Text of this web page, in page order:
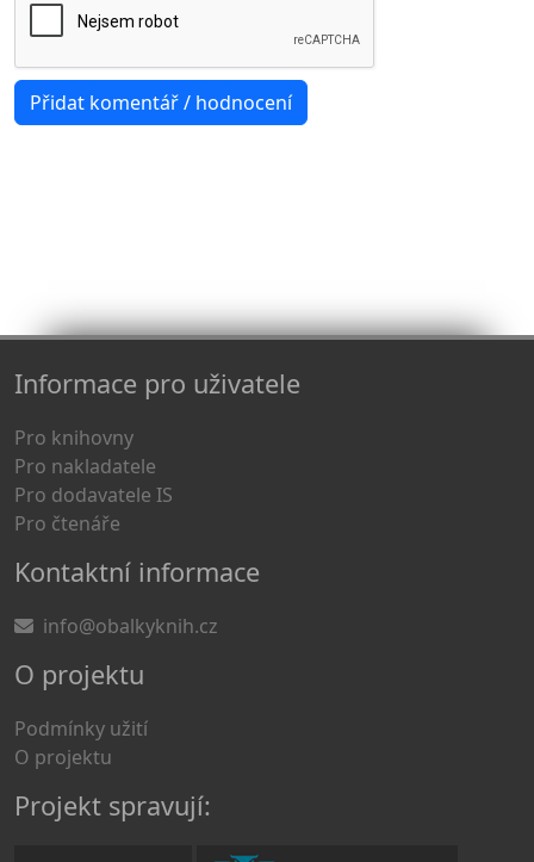
Informace pro uživatele
Pro knihovny
Pro nakladatele
Pro dodavatele IS
Pro čtenáře
Kontaktní informace
info@obalkyknih.cz
O projektu
Podmínky užití
O projektu
Projekt spravují: